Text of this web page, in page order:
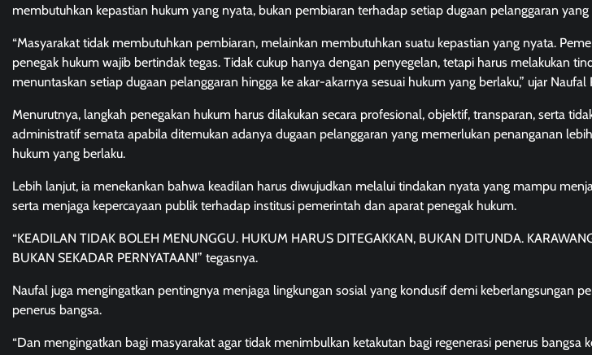
membutuhkan kepastian hukum yang nyata, bukan pembiaran terhadap setiap dugaan pelanggaran
“Masyarakat tidak membutuhkan pembiaran, melainkan membutuhkan suatu kepastian yang nyata.
penegak hukum wajib bertindak tegas. Tidak cukup hanya dengan penyegelan, tetapi harus melakukan
menuntaskan setiap dugaan pelanggaran hingga ke akar-akarnya sesuai hukum yang berlaku,” ujar Naufal
Menurutnya, langkah penegakan hukum harus dilakukan secara profesional, objektif, transparan, serta
administratif semata apabila ditemukan adanya dugaan pelanggaran yang memerlukan penanganan
hukum yang berlaku.
Lebih lanjut, ia menekankan bahwa keadilan harus diwujudkan melalui tindakan nyata yang mampu
serta menjaga kepercayaan publik terhadap institusi pemerintah dan aparat penegak hukum.
“KEADILAN TIDAK BOLEH MENUNGGU. HUKUM HARUS DITEGAKKAN, BUKAN DITUNDA.
BUKAN SEKADAR PERNYATAAN!” tegasnya.
Naufal juga mengingatkan pentingnya menjaga lingkungan sosial yang kondusif demi keberlangsungan
penerus bangsa.
“Dan mengingatkan bagi masyarakat agar tidak menimbulkan ketakutan bagi regenerasi penerus bangsa